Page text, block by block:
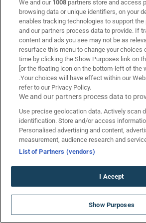
Scottish Premiership
COSMOTE SPORT 1 HD
20:00 ΠΟΡΤΟ - ΑΛΒΕΡΚΑ
Liga Portugal
COSMOTE SPORT 2 HD
22:30 ΜΠΕΝΦΙΚΑ -
Liga Portugal
COSMOTE SPORT 1 HD
🎁 Προσφορές* Αγώνων Σήμερα
Τσβόλε – Άγιαξ: Προγνωστικά
SUMMERAKI2026
ΧΩΡΙΣ ΚΑΤΑΘΕΣΗ
We and our 1008 partners store and access
browsing data or unique identifiers, on your
enables tracking technologies to support the
and our partners process data to provide. If
content and ads you see may not be as
resurface this menu to change your choices
time by clicking the Show Purposes link on
[or the floating icon on the bottom-left of the
.Your choices will have effect within our
refer to our Privacy Policy.
We and our partners process data to
Use precise geolocation data. Actively scan
identification. Store and/or access
Personalised advertising and content,
measurement, audience research and
List of Partners (vendors)
I Accept
Show Purposes